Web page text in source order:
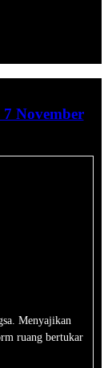
November
Menyajikan
ruang bertukar